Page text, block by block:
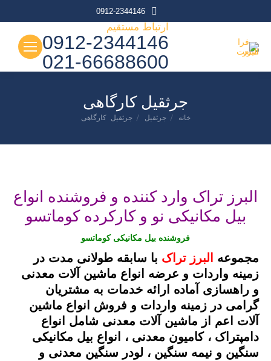
0912-2344146
ارتباط مستقیم
0912-2344146
021-66688600
جرثقیل کارگاهی
شما اینجا هستید:
خانه جرثقیل جرثقیل کارگاهی
البرز تراک وارد کننده و فروشنده انواع
بیل مکانیکی نو و کارکرده کوماتسو
فروشنده بیل مکانیکی کوماتسو
مجموعه البرز تراک با سابقه طولانی مدت در
زمینه واردات و عرضه انواع ماشین آلات معدنی
و راهسازی آماده ارائه خدمات به مشتریان
گرامی در زمینه واردات و فروش انواع ماشین
آلات اعم از ماشین آلات معدنی شامل انواع
دامپتراک ، کامیون معدنی ، انواع بیل مکانیکی
سنگین و نیمه سنگین ، لودر سنگین معدنی و